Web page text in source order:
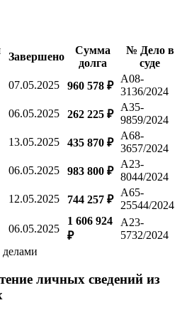
Завершено
Сумма
долга
№ Дело в
суде
07.05.2025 960 578 ₽
А08-
3136/2024
06.05.2025 262 225 ₽
А35-
9859/2024
13.05.2025 435 870 ₽
А68-
3657/2024
06.05.2025 983 800 ₽
А23-
8044/2024
12.05.2025 744 257 ₽
А65-
25544/2024
06.05.2025
1 606 924
₽
А23-
5732/2024
личных сведений из